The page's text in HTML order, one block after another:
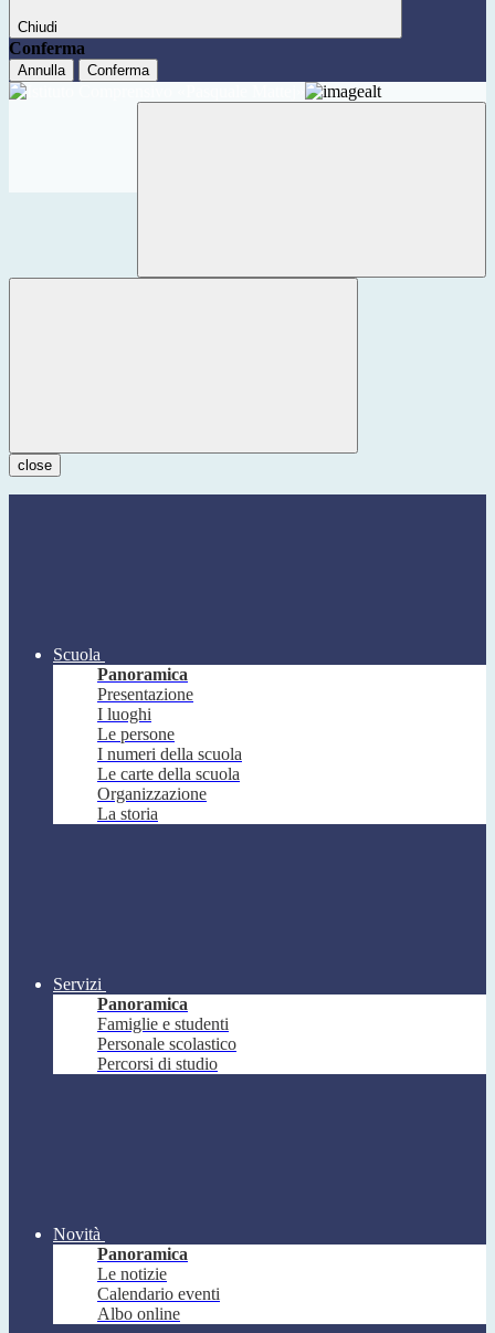
Chiudi
Conferma
Annulla Conferma
close
Scuola
Panoramica
Presentazione
I luoghi
Le persone
I numeri della scuola
Le carte della scuola
Organizzazione
La storia
Servizi
Panoramica
Famiglie e studenti
Personale scolastico
Percorsi di studio
Novità
Panoramica
Le notizie
Calendario eventi
Albo online